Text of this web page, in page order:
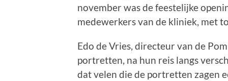
november was de feestelijke
medewerkers van de kliniek, met
Edo de Vries, directeur van de
portretten, na hun reis langs
dat velen die de portretten zagen